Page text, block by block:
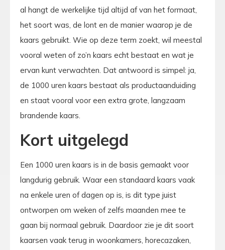
al hangt de werkelijke tijd altijd af van het formaat,
het soort was, de lont en de manier waarop je de
kaars gebruikt. Wie op deze term zoekt, wil meestal
vooral weten of zo’n kaars echt bestaat en wat je
ervan kunt verwachten. Dat antwoord is simpel: ja,
de 1000 uren kaars bestaat als productaanduiding
en staat vooral voor een extra grote, langzaam
brandende kaars.
Kort uitgelegd
Een 1000 uren kaars is in de basis gemaakt voor
langdurig gebruik. Waar een standaard kaars vaak
na enkele uren of dagen op is, is dit type juist
ontworpen om weken of zelfs maanden mee te
gaan bij normaal gebruik. Daardoor zie je dit soort
kaarsen vaak terug in woonkamers, horecazaken,